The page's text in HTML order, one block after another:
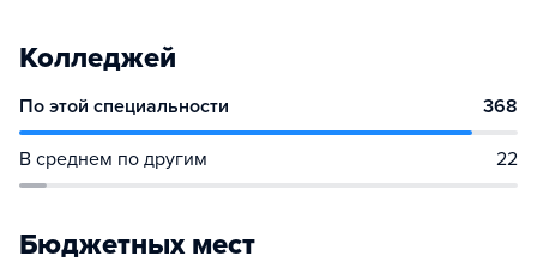
Колледжей
По этой специальности 368
В среднем по другим 22
Бюджетных мест